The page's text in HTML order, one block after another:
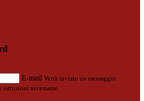
E-mail Verrà inviato un messaggio
necessarie.